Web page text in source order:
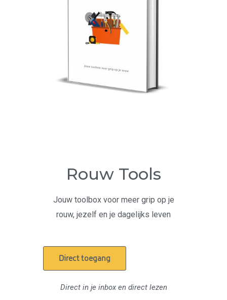
Rouw Tools
Jouw toolbox voor meer grip op je
rouw, jezelf en je dagelijks leven
Direct toegang
Direct in je inbox en direct lezen